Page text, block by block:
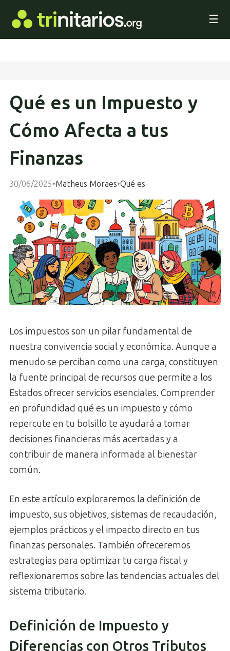
☰
Qué es un Impuesto y
Cómo Afecta a tus
Finanzas
30/06/2025•Matheus Moraes•Qué es
Los impuestos son un pilar fundamental de
nuestra convivencia social y económica. Aunque a
menudo se perciban como una carga, constituyen
la fuente principal de recursos que permite a los
Estados ofrecer servicios esenciales. Comprender
en profundidad qué es un impuesto y cómo
repercute en tu bolsillo te ayudará a tomar
decisiones financieras más acertadas y a
contribuir de manera informada al bienestar
común.
En este artículo exploraremos la definición de
impuesto, sus objetivos, sistemas de recaudación,
ejemplos prácticos y el impacto directo en tus
finanzas personales. También ofreceremos
estrategias para optimizar tu carga fiscal y
reflexionaremos sobre las tendencias actuales del
sistema tributario.
Definición de Impuesto y
Diferencias con Otros Tributos